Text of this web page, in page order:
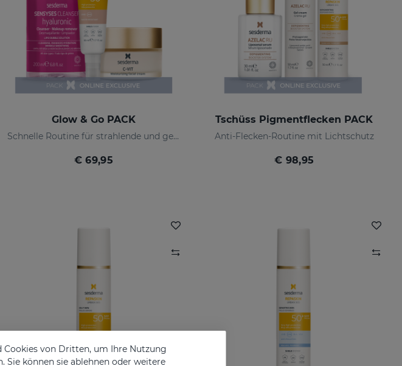
Glow & Go PACK
Schnelle Routine für strahlende und geschützte Haut
€ 69,95
Tschüss Pigmentflecken PACK
Anti-Flecken-Routine mit Lichtschutz
€ 98,95
Cookies von Dritten, um Ihre Nutzung
Sie können sie ablehnen oder weitere